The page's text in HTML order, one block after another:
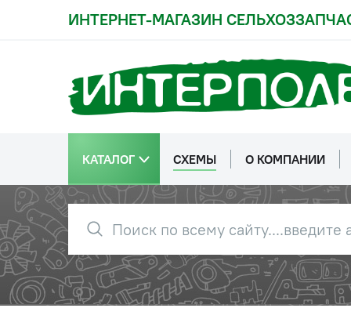
ИНТЕРНЕТ-МАГАЗИН
КАТАЛОГ СХЕМЫ О КОМПАНИИ